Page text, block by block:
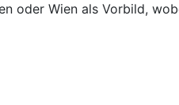
oder Wien als Vorbild,